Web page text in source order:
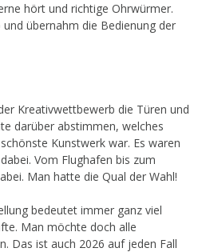
hört und richtige Ohrwürmer.
übernahm die Bedienung der
Kreativwettbewerb die Türen und
darüber abstimmen, welches
Kunstwerk war. Es waren
Vom Flughafen bis zum
Man hatte die Qual der Wahl!
bedeutet immer ganz viel
Man möchte doch alle
Das ist auch 2026 auf jeden Fall